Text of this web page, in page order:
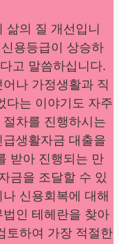
의 질 개선입니
용등급이 상승하
고 말씀하십니다.
나 가정생활과 직
다는 이야기도 자주
차를 진행하시는
생활자금 대출을
받아 진행되는 만
금을 조달할 수 있
신용회복에 대해
인 테헤란을 찾아
토하여 가장 적절한